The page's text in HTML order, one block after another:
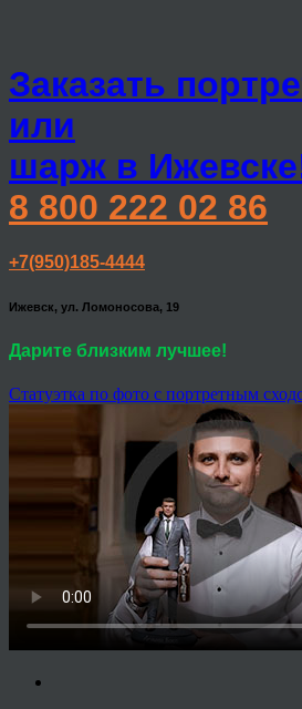
Заказать
или
шарж в
8 800 222 02 86
+7(950)185-4444
Ижевск, ул. Ломоносова, 19
Дарите близким лучшее!
Статуэтка по фото с портретным